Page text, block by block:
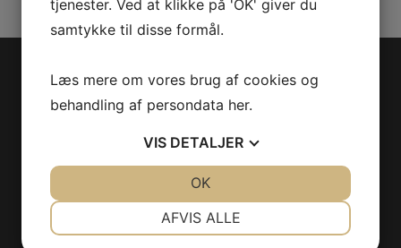
Jet-Trade Powersport
Jegstrupvej 280
+45 70 200 600
info@jettrade.dk
CVR-nummer: 27233678
tjenester. Ved at klikke på 'OK' giver du
samtykke til disse formål.
Læs mere om vores brug af cookies og
behandling af persondata her.
VIS DETALJER
AFVIS ALLE
OK